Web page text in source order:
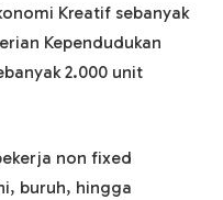
Kreatif sebanyak
Kependudukan
2.000 unit
non fixed
buruh, hingga